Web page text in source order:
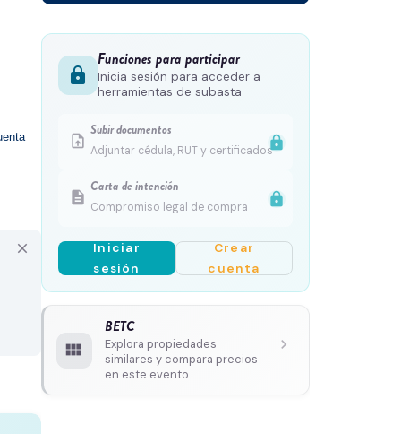
close
lock
Funciones para participar
Inicia sesión para acceder a
herramientas de subasta
upload_file
Subir documentos
Adjuntar cédula, RUT y certificadoslock
description
Carta de intención
Compromiso legal de compra lock
Iniciar
sesión
Crear
cuenta
view_module
BETC
Explora propiedades
similares y compara precios
en este evento
chevron_right